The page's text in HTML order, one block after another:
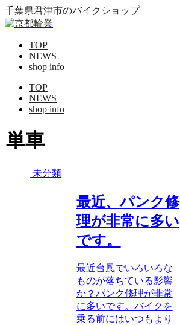
千葉県君津市のバイクショップ
TOP
NEWS
shop info
TOP
NEWS
shop info
単車
未分類
最近、パンク修
理が非常に多い
です。
最近台風でいろいろな
ものが落ちている影響
か？パンク修理が非常
に多いです。バイクを
乗る前にはいつもより